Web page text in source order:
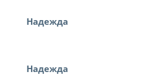
Надежда
Надежда